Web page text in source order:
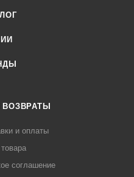
и оплаты
соглашение